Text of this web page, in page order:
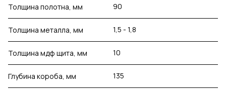
Толщина полотна, мм 90
Толщина металла, мм 1,5 - 1,8
Толщина мдф щита, мм 10
Глубина короба, мм 135